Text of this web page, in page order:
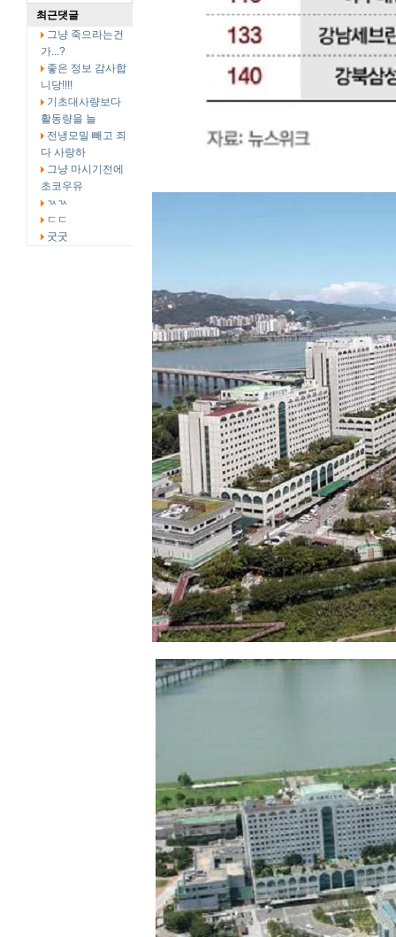
최근댓글
그냥 죽으라는건
가...?
좋은 정보 감사합
니당!!!!
기초대사량보다
활동량을 늘
전냉모밀 빼고 죄
다 사랑하
그냥 마시기전에
초코우유
ㄳㄳ
ㄷㄷ
굿굿